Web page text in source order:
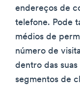
endereços de
telefone. Pode
médios de
número de
dentro das
segmentos de